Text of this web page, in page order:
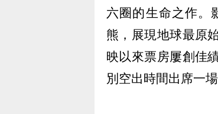
六圈的生命之作。
熊，展現地球最原
映以來票房屢創佳
別空出時間出席一